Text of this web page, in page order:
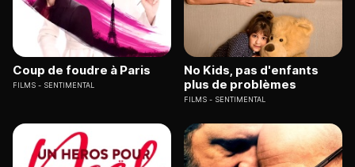
Coup de foudre à Paris
FILMS SENTIMENTAL
No Kids, pas d'enfants
plus de problèmes
FILMS SENTIMENTAL